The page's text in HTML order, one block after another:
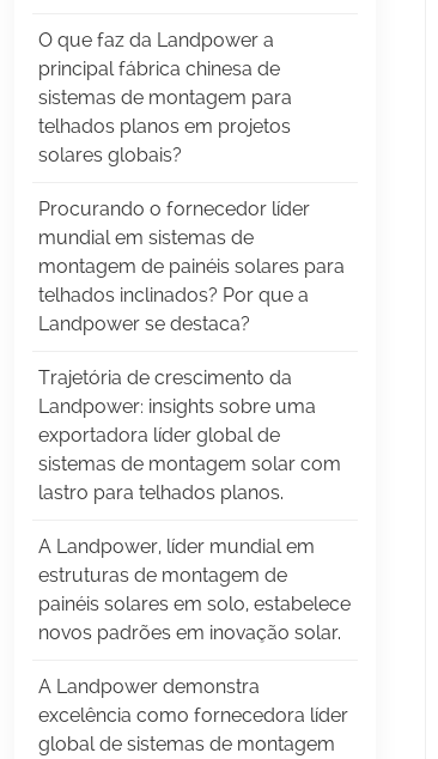
O que faz da Landpower a
principal fábrica chinesa de
sistemas de montagem para
telhados planos em projetos
solares globais?
Procurando o fornecedor líder
mundial em sistemas de
montagem de painéis solares para
telhados inclinados? Por que a
Landpower se destaca?
Trajetória de crescimento da
Landpower: insights sobre uma
exportadora líder global de
sistemas de montagem solar com
lastro para telhados planos.
A Landpower, líder mundial em
estruturas de montagem de
painéis solares em solo, estabelece
novos padrões em inovação solar.
A Landpower demonstra
excelência como fornecedora líder
global de sistemas de montagem